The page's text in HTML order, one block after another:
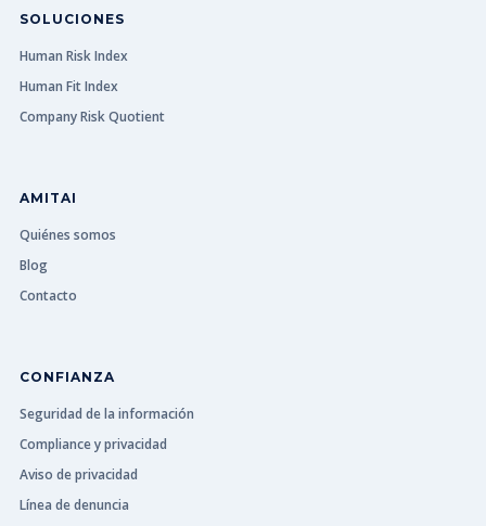
SOLUCIONES
Human Risk Index
Human Fit Index
Company Risk Quotient
AMITAI
Quiénes somos
Blog
Contacto
CONFIANZA
Seguridad de la información
Compliance y privacidad
Aviso de privacidad
Línea de denuncia